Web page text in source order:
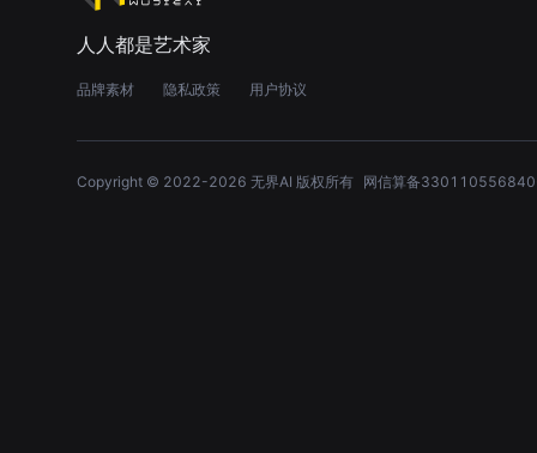
人人都是艺术家
品牌素材 隐私政策 用户协议
Copyright © 2022-2026 无界AI 版权所有 网信算备